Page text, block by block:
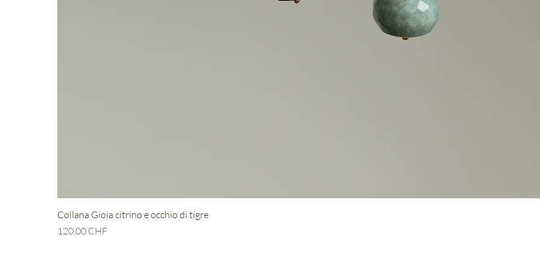
Collana Gioia citrino e occhio di tigre
Prezzo
120,00 CHF